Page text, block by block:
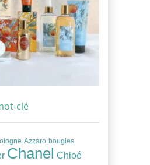
clé
Azzaro bougies
Chanel Chloé